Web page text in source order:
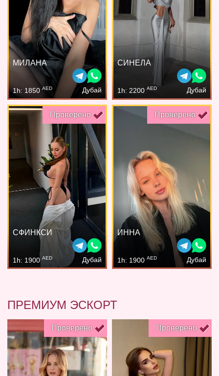
МИЛАНА
1h: 1850 AED Дубай
СИНЕЛА
1h: 2200 AED Дубай
Проверено
СФИНКСИ
1h: 1900 AED Дубай
Проверено
ИННА
1h: 1900 AED Дубай
ПРЕМИУМ ЭСКОРТ
Проверено Проверено